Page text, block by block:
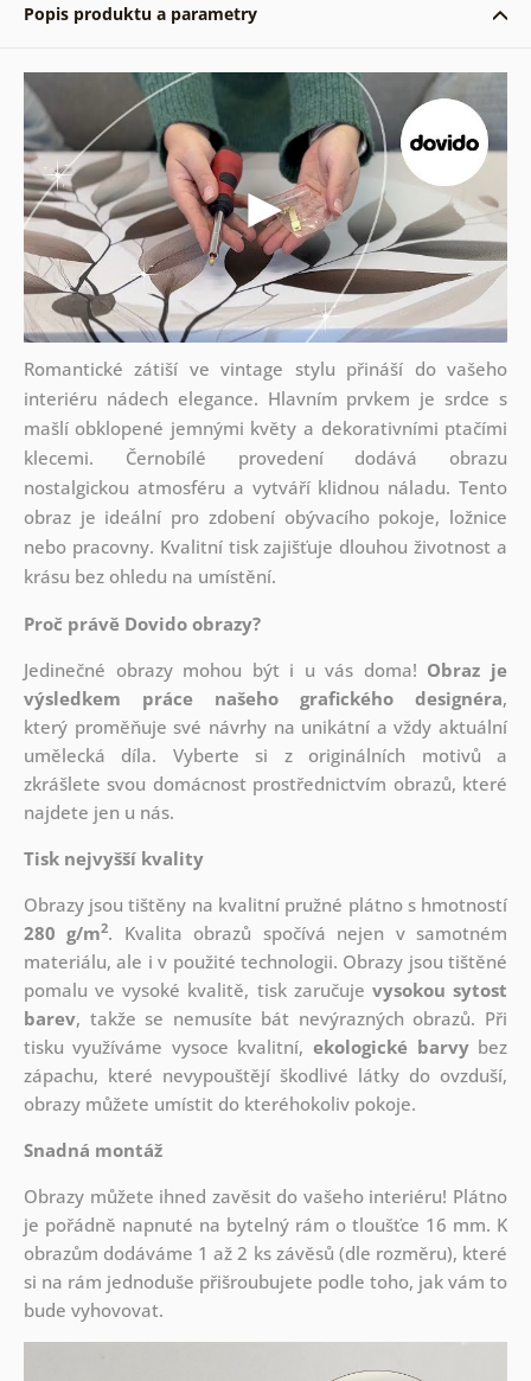
Popis produktu a parametry
Romantické zátiší ve vintage stylu přináší do vašeho
interiéru nádech elegance. Hlavním prvkem je srdce s
mašlí obklopené jemnými květy a dekorativními ptačími
klecemi. Černobílé provedení dodává obrazu
nostalgickou atmosféru a vytváří klidnou náladu. Tento
obraz je ideální pro zdobení obývacího pokoje, ložnice
nebo pracovny. Kvalitní tisk zajišťuje dlouhou životnost a
krásu bez ohledu na umístění.
Proč právě Dovido obrazy?
Jedinečné obrazy mohou být i u vás doma! Obraz je
výsledkem práce našeho grafického designéra,
který proměňuje své návrhy na unikátní a vždy aktuální
umělecká díla. Vyberte si z originálních motivů a
zkrášlete svou domácnost prostřednictvím obrazů, které
najdete jen u nás.
Tisk nejvyšší kvality
Obrazy jsou tištěny na kvalitní pružné plátno s hmotností
280 g/m2. Kvalita obrazů spočívá nejen v samotném
materiálu, ale i v použité technologii. Obrazy jsou tištěné
pomalu ve vysoké kvalitě, tisk zaručuje vysokou sytost
barev, takže se nemusíte bát nevýrazných obrazů. Při
tisku využíváme vysoce kvalitní,ekologické barvybez
zápachu, které nevypouštějí škodlivé látky do ovzduší,
obrazy můžete umístit do kteréhokoliv pokoje.
Snadná montáž
Obrazy můžete ihned zavěsit do vašeho interiéru! Plátno
je pořádně napnuté na bytelný rám o tloušťce 16 mm. K
obrazům dodáváme 1 až 2 ks závěsů (dle rozměru), které
si na rám jednoduše přišroubujete podle toho, jak vám to
bude vyhovovat.